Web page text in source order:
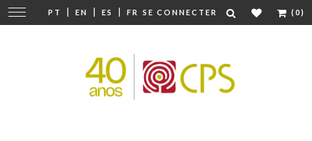
PT | EN | ES | FR SE CONNECTER (0)
Modifier
la